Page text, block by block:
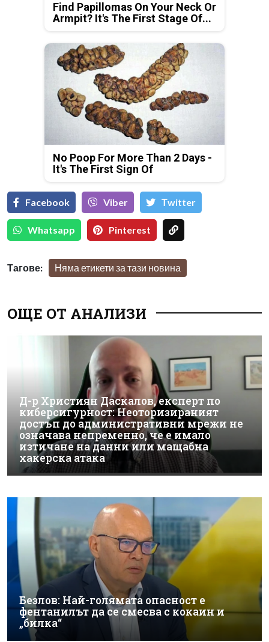
Find Papillomas On Your Neck Or
Armpit? It's The First Stage Of...
No Poop For More Than 2 Days -
It's The First Sign Of
Facebook Viber Тwitter
Whatsapp Pinterest
Тагове: Няма етикети за тази новина
ОЩЕ ОТ АНАЛИЗИ
Д-р Християн Даскалов, експерт по
киберсигурност: Неоторизираният
достъп до административни мрежи не
означава непременно, че е имало
изтичане на данни или мащабна
хакерска атака
Безлов: Най-голямата опасност е
фентанилът да се смесва с кокаин и
„билка“